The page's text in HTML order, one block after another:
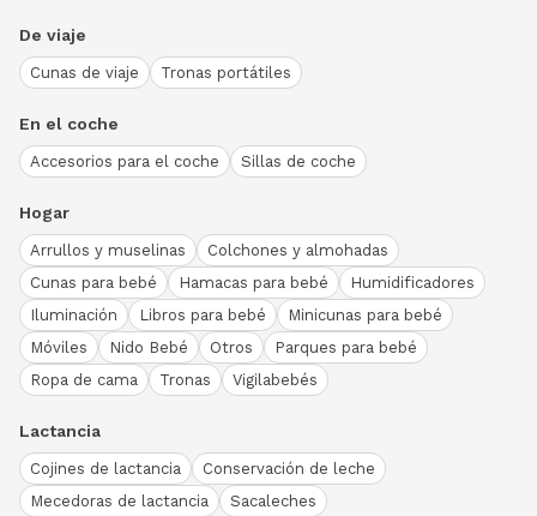
De viaje
Cunas de viaje Tronas portátiles
En el coche
Accesorios para el coche Sillas de coche
Hogar
Arrullos y muselinas
Colchones y almohadas
Cunas para bebé
Hamacas para bebé
Humidificadores
Iluminación
Libros para bebé
Minicunas para bebé
Móviles
Nido Bebé Otros
Parques para bebé
Ropa de cama
Tronas Vigilabebés
Lactancia
Cojines de lactancia
Conservación de leche
Mecedoras de lactancia
Sacaleches